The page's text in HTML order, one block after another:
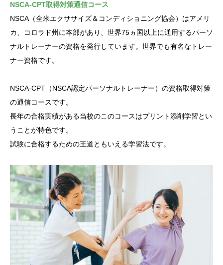
NSCA-CPT取得対策通信コース
NSCA（全米エクササイズ＆コンディショニング協会）はアメリ
カ、コロラド州に本部があり、世界75ヵ国以上に通用するパーソ
ナルトレーナーの資格を発行しています。世界でも有名なトレー
ナー資格です。
NSCA-CPT（NSCA認定パーソナルトレーナー）の資格取得対策
の通信コースです。
長年の合格実績がある当校のこのコースはプリント添削学習とい
うことが特色です。
試験に合格するための王道ともいえる学習法です。